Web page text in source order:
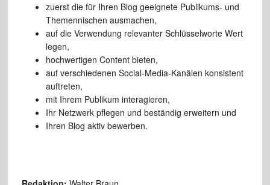
zuerst die für Ihren Blog geeignete Publikums- und
Themennischen ausmachen,
auf die Verwendung relevanter Schlüsselworte Wert
legen,
hochwertigen Content bieten,
auf verschiedenen Social-Media-Kanälen konsistent
auftreten,
mit Ihrem Publikum interagieren,
Ihr Netzwerk pflegen und beständig erweitern und
Ihren Blog aktiv bewerben.